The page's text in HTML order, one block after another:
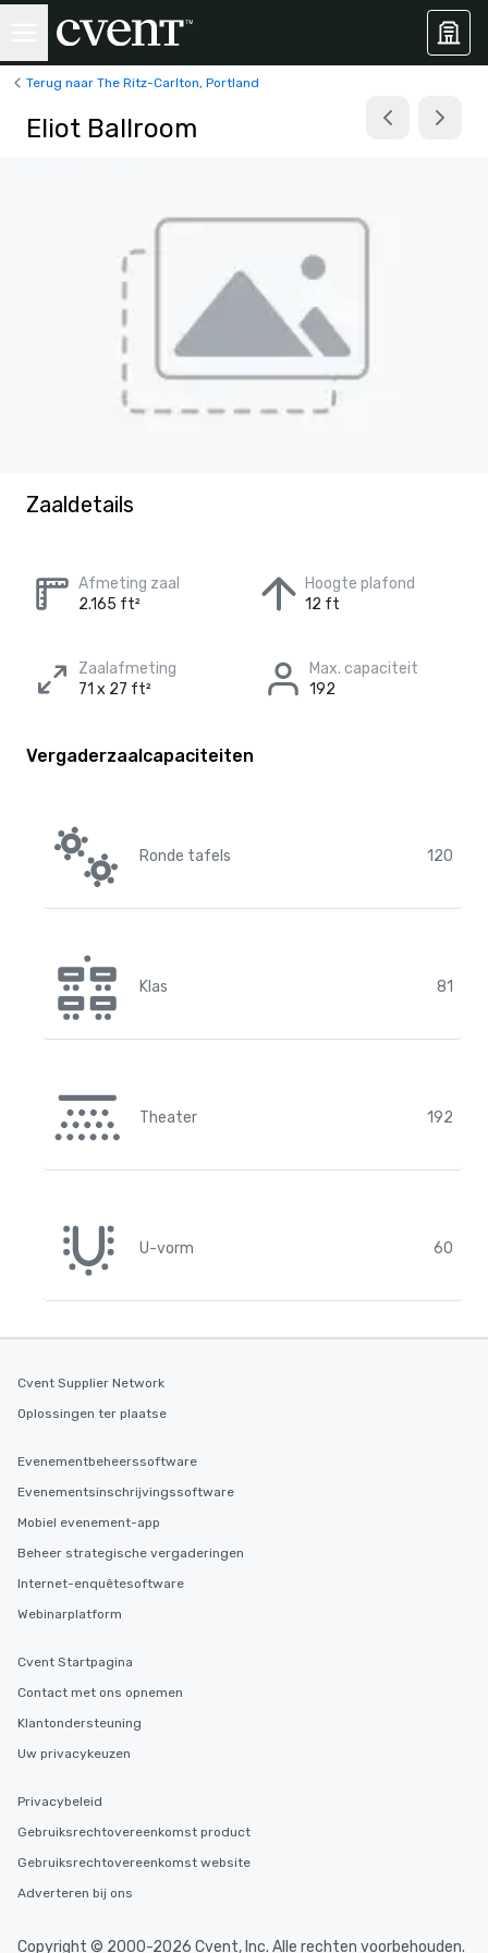
Terug naar The Ritz-Carlton, Portland
Eliot Ballroom
Zaaldetails
Afmeting zaal
2.165 ft²
Hoogte plafond
12 ft
Zaalafmeting
71 x 27 ft²
Max. capaciteit
192
Vergaderzaalcapaciteiten
Ronde tafels 120
Klas 81
Theater 192
U-vorm 60
Cvent Supplier Network
Oplossingen ter plaatse
Evenementbeheerssoftware
Evenementsinschrijvingssoftware
Mobiel evenement-app
Beheer strategische vergaderingen
Internet-enquêtesoftware
Webinarplatform
Cvent Startpagina
Contact met ons opnemen
Klantondersteuning
Uw privacykeuzen
Privacybeleid
Gebruiksrechtovereenkomst product
Gebruiksrechtovereenkomst website
Adverteren bij ons
Copyright © 2000-2026 Cvent, Inc. Alle rechten voorbehouden.